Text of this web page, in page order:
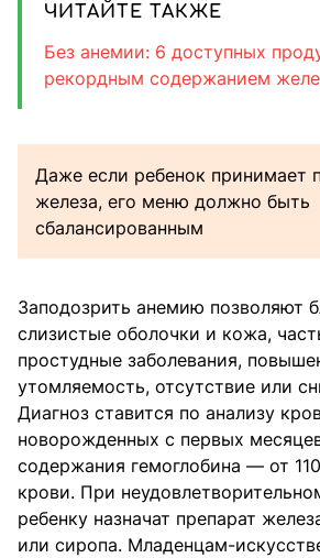
ЧИТАЙТЕ ТАКЖЕ
Без анемии: 6 доступных
рекордным содержанием
Даже если ребенок принимает
железа, его меню должно быть
сбалансированным
Заподозрить анемию позволяют
слизистые оболочки и кожа,
простудные заболевания,
утомляемость, отсутствие или
Диагноз ставится по анализу
новорожденных с первых
содержания гемоглобина — от
крови. При
ребенку назначат препарат
или сиропа. Младенцам-